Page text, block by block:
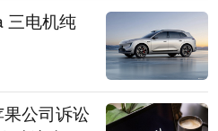
三电机纯
公司诉讼